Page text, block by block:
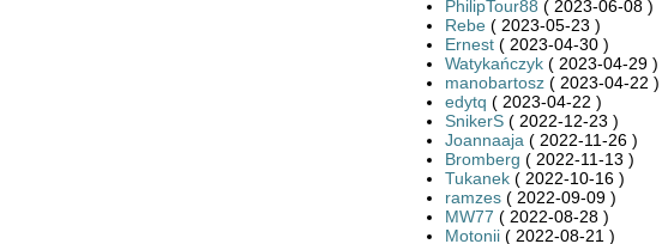
PhilipTour88 ( 2023-06-08 )
Rebe( 2023-05-23 )
Ernest( 2023-04-30 )
Watykańczyk( 2023-04-29 )
manobartosz( 2023-04-22 )
edytq ( 2023-04-22 )
SnikerS( 2022-12-23 )
Joannaaja ( 2022-11-26 )
Bromberg ( 2022-11-13 )
Tukanek( 2022-10-16 )
ramzes( 2022-09-09 )
MW77 ( 2022-08-28 )
Motonii( 2022-08-21 )